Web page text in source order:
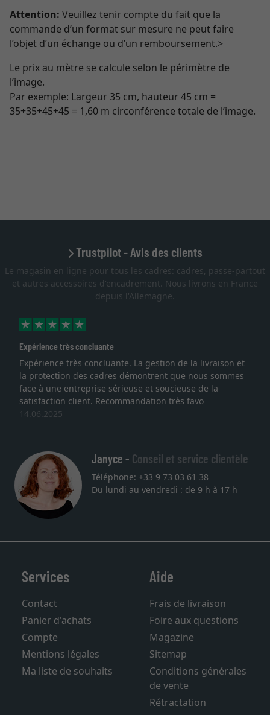
Attention: Veuillez tenir compte du fait que la
commande d’un format sur mesure ne peut faire
l’objet d’un échange ou d’un remboursement.>
Le prix au mètre se calcule selon le périmètre de
l’image.
Par exemple: Largeur 35 cm, hauteur 45 cm =
35+35+45+45 = 1,60 m circonférence totale de l’image.
Trustpilot - Avis des clients
Le magasin en ligne pour tous les cadres: cadres, passe-partout
et autres accessoires d'encadrement. Nous livrons en France
depuis l'Allemagne.
Expérience très concluante
Expérience très concluante. La gestion de la livraison et
la protection des cadres démontrent que nous sommes
face à une entreprise sérieuse et soucieuse de la
satisfaction client. Recommandation très favo
14.06.2025
Janyce - Conseil et service clientèle
Téléphone: +33 9 73 03 61 38
Du lundi au vendredi : de 9 h à 17 h
Services
Contact
Panier d'achats
Compte
Mentions légales
Ma liste de souhaits
Aide
Frais de livraison
Foire aux questions
Magazine
Sitemap
Conditions générales
de vente
Rétractation